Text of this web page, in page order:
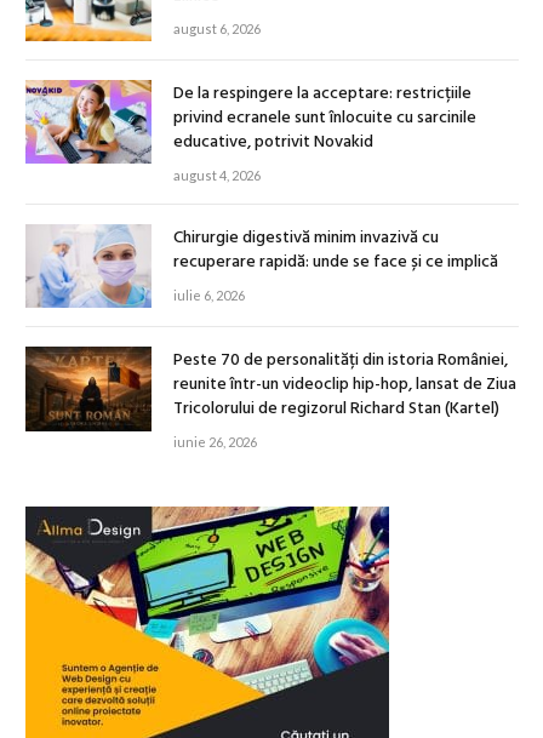
august 6, 2026
De la respingere la acceptare: restricțiile
privind ecranele sunt înlocuite cu sarcinile
educative, potrivit Novakid
august 4, 2026
Chirurgie digestivă minim invazivă cu
recuperare rapidă: unde se face și ce implică
iulie 6, 2026
Peste 70 de personalități din istoria României,
reunite într-un videoclip hip-hop, lansat de Ziua
Tricolorului de regizorul Richard Stan (Kartel)
iunie 26, 2026